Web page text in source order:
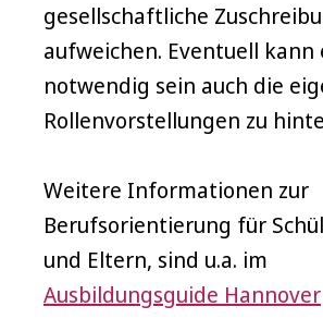
gesellschaftliche
aufweichen. Eventuell kann
notwendig sein auch die
Rollenvorstellungen zu
Weitere Informationen zur
Berufsorientierung für
und Eltern, sind u.a. im
Ausbildungsguide Hannover